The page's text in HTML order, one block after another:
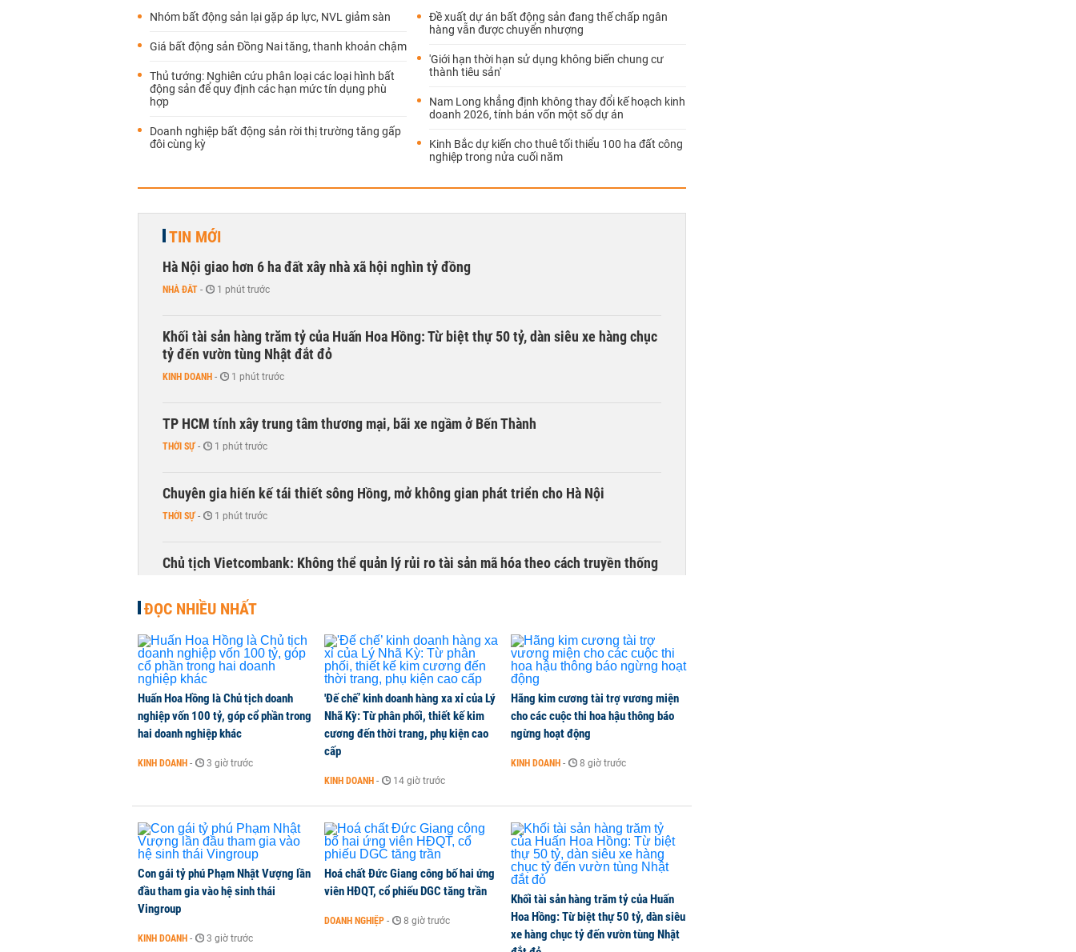
Nhóm bất động sản lại gặp áp lực, NVL giảm sàn
Giá bất động sản Đồng Nai tăng, thanh khoản chậm
Thủ tướng: Nghiên cứu phân loại các loại hình bất
động sản để quy định các hạn mức tín dụng phù
hợp
Doanh nghiệp bất động sản rời thị trường tăng gấp
đôi cùng kỳ
Đề xuất dự án bất động sản đang thế chấp ngân
hàng vẫn được chuyển nhượng
'Giới hạn thời hạn sử dụng không biến chung cư
thành tiêu sản'
Nam Long khẳng định không thay đổi kế hoạch kinh
doanh 2026, tính bán vốn một số dự án
Kinh Bắc dự kiến cho thuê tối thiểu 100 ha đất công
nghiệp trong nửa cuối năm
TIN MỚI
Hà Nội giao hơn 6 ha đất xây nhà xã hội nghìn tỷ đồng
NHÀ ĐẤT - 1 phút trước
Khối tài sản hàng trăm tỷ của Huấn Hoa Hồng: Từ biệt thự 50 tỷ, dàn siêu xe hàng chục
tỷ đến vườn tùng Nhật đắt đỏ
KINH DOANH - 1 phút trước
TP HCM tính xây trung tâm thương mại, bãi xe ngầm ở Bến Thành
THỜI SỰ - 1 phút trước
Chuyên gia hiến kế tái thiết sông Hồng, mở không gian phát triển cho Hà Nội
THỜI SỰ - 1 phút trước
Chủ tịch Vietcombank: Không thể quản lý rủi ro tài sản mã hóa theo cách truyền thống
ĐỌC NHIỀU NHẤT
Huấn Hoa Hồng là Chủ tịch doanh
nghiệp vốn 100 tỷ, góp cổ phần trong
hai doanh nghiệp khác
KINH DOANH - 3 giờ trước
'Đế chế’ kinh doanh hàng xa xỉ của Lý
Nhã Kỳ: Từ phân phối, thiết kế kim
cương đến thời trang, phụ kiện cao
cấp
KINH DOANH - 14 giờ trước
Hãng kim cương tài trợ vương miện
cho các cuộc thi hoa hậu thông báo
ngừng hoạt động
KINH DOANH - 8 giờ trước
Con gái tỷ phú Phạm Nhật Vượng lần
đầu tham gia vào hệ sinh thái
Vingroup
KINH DOANH - 3 giờ trước
Hoá chất Đức Giang công bố hai ứng
viên HĐQT, cổ phiếu DGC tăng trần
DOANH NGHIỆP - 8 giờ trước
Khối tài sản hàng trăm tỷ của Huấn
Hoa Hồng: Từ biệt thự 50 tỷ, dàn siêu
xe hàng chục tỷ đến vườn tùng Nhật